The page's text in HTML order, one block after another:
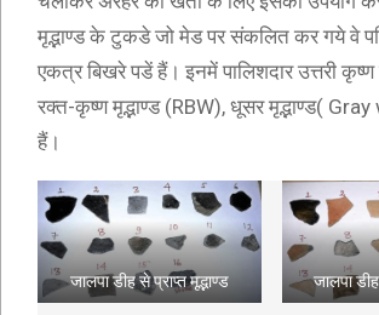
मृद्भाण्ड के टुकडे जो मेड पर संकलित कर गये वे
एकत्र बिखरे पडें हैं। इनमें पालिशदार उत्तरी कृष्ण
रक्त-कृष्ण मृद्भाण्ड (RBW), धूसर मृद्भाण्ड(
हैं।
जालपा डीह से प्राप्त मृद्भाण्ड जालपा